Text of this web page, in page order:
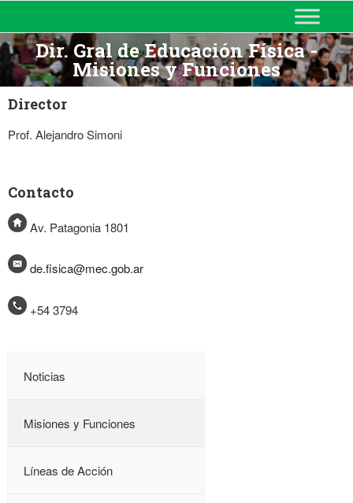
MINISTERIO DE EDUCACIÓN
DE CORRIENTES
Dir. Gral de Educación Física -
Misiones y Funciones
Director
Prof. Alejandro Simoni
Contacto
Av. Patagonia 1801
de.fisica@mec.gob.ar
+54 3794
Noticias
Misiones y Funciones
Líneas de Acción